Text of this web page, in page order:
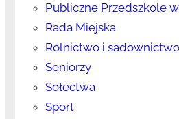
Publiczne Przedszkole
Rada Miejska
Rolnictwo i sadownictwo
Seniorzy
Sołectwa
Sport